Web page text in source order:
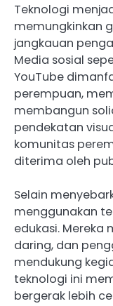
Teknologi
memungkinkan
jangkauan
Media sosial
YouTube
perempuan,
membangun
pendekatan
komunitas
diterima oleh
Selain
menggunakan
edukasi. Mereka
daring, dan
mendukung
teknologi ini
bergerak lebih